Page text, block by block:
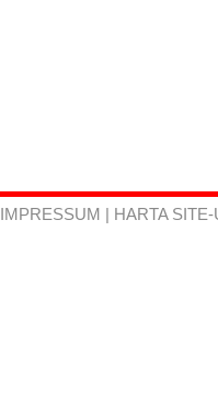
IMPRESSUM | HARTA